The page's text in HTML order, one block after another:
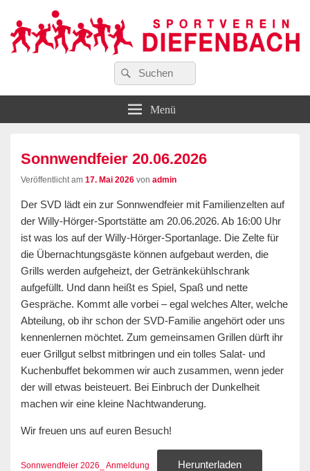
Sportverein Diefenbach e. V.
Suchen
nach:
Suchen
Menü
Sonnwendfeier 20.06.2026
Veröffentlicht am 17. Mai 2026 von admin
Der SVD lädt ein zur Sonnwendfeier mit Familienzelten auf
der Willy-Hörger-Sportstätte am 20.06.2026. Ab 16:00 Uhr
ist was los auf der Willy-Hörger-Sportanlage. Die Zelte für
die Übernachtungsgäste können aufgebaut werden, die
Grills werden aufgeheizt, der Getränkekühlschrank
aufgefüllt. Und dann heißt es Spiel, Spaß und nette
Gespräche. Kommt alle vorbei – egal welches Alter, welche
Abteilung, ob ihr schon der SVD-Familie angehört oder uns
kennenlernen möchtet. Zum gemeinsamen Grillen dürft ihr
euer Grillgut selbst mitbringen und ein tolles Salat- und
Kuchenbuffet bekommen wir auch zusammen, wenn jeder
der will etwas beisteuert. Bei Einbruch der Dunkelheit
machen wir eine kleine Nachtwanderung.
Wir freuen uns auf euren Besuch!
Sonnwendfeier 2026_ Anmeldung Herunterladen